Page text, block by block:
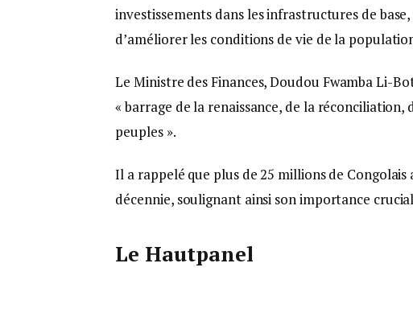
investissements dans les infrastructures de
d’améliorer les conditions de vie de la
Le Ministre des Finances, Doudou Fwamba Li-
« barrage de la renaissance, de la
peuples ».
Il a rappelé que plus de 25 millions de
décennie, soulignant ainsi son importance
Le Hautpanel